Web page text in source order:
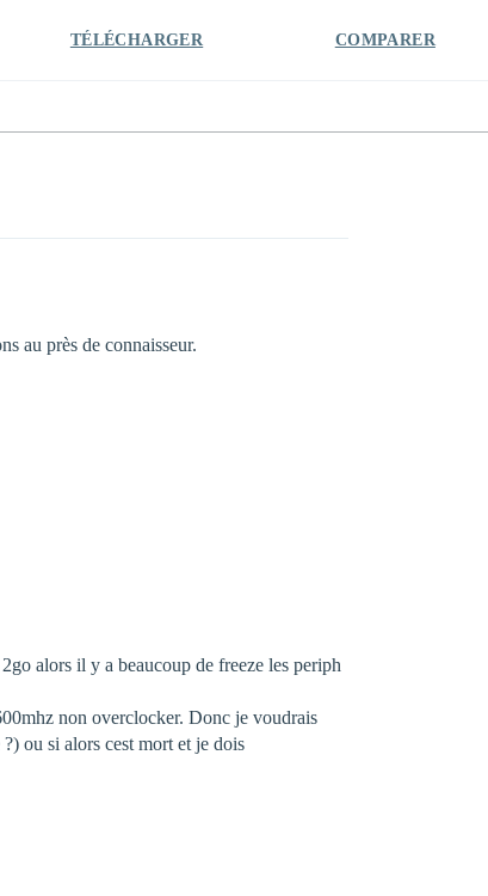
TÉLÉCHARGER COMPARER
au près de connaisseur.
alors il y a beaucoup de freeze les periph
non overclocker. Donc je voudrais
ou si alors cest mort et je dois